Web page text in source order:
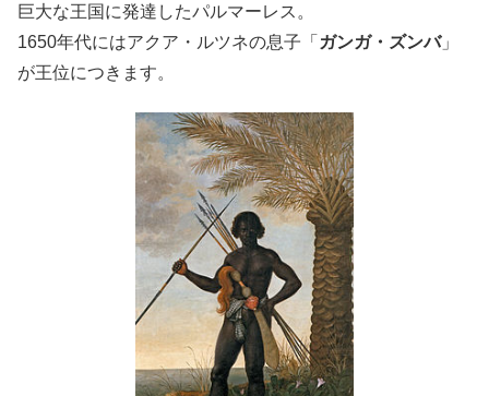
巨大な王国に発達したパルマーレス。
1650年代にはアクア・ルツネの息子「 ガンガ・ズンバ」
が王位につきます。